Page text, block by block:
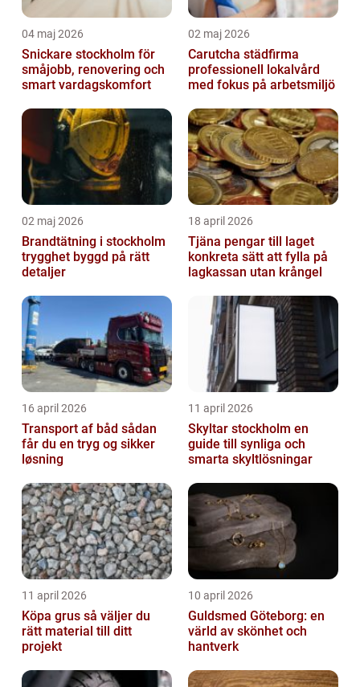
04 maj 2026
Snickare stockholm för
småjobb, renovering och
smart vardagskomfort
02 maj 2026
Carutcha städfirma
professionell lokalvård
med fokus på arbetsmiljö
02 maj 2026
Brandtätning i stockholm
trygghet byggd på rätt
detaljer
18 april 2026
Tjäna pengar till laget
konkreta sätt att fylla på
lagkassan utan krångel
16 april 2026
Transport af båd sådan
får du en tryg og sikker
løsning
11 april 2026
Skyltar stockholm en
guide till synliga och
smarta skyltlösningar
11 april 2026
Köpa grus så väljer du
rätt material till ditt
projekt
10 april 2026
Guldsmed Göteborg: en
värld av skönhet och
hantverk